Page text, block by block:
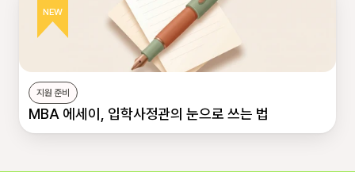
NEW
지원 준비
MBA 에세이, 입학사정관의 눈으로 쓰는 법